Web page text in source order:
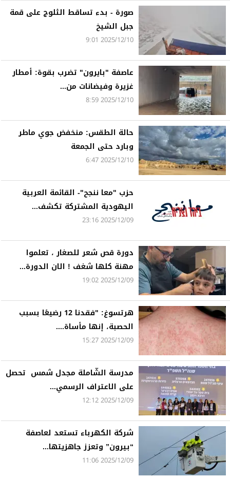
صورة - بدء تساقط الثلوج على قمة
جبل الشيخ
2025/12/10 9:01
عاصفة "بايرون" تضرب بقوة: أمطار
غزيرة وفيضانات من...
2025/12/10 8:59
حالة الطقس: منخفض جوي ماطر
وبارد حتى الجمعة
2025/12/10 6:47
حزب "معا ننجح"- القائمة العربية
اليهودية المشتركة تكشف...
2025/12/09 23:16
دورة قص شعر للصغار ، تعلموا
مهنة كلها شغف ! الان الدورة...
2025/12/09 19:02
هرتسوغ: "فقدنا 12 رضيعًا بسبب
الحصبة، إنها مأساة....
2025/12/09 15:27
مدرسة الشّاملة مجدل شمس تحصل
على الاعتراف الرسمي...
2025/12/09 12:12
شركة الكهرباء تستعد لعاصفة
“بيرون” وتعزز جاهزيتها...
2025/12/09 11:06